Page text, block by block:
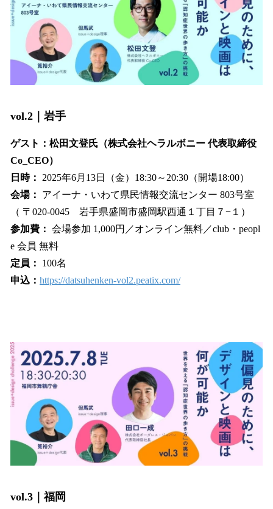
vol.2｜岩手
ゲスト：松田文登氏（株式会社ヘラルボニー 代表取締役
Co_CEO）
日時： 2025年6月13日（金）18:30～20:30（開場18:00）
会場：
アイーナ・いわて県民情報交流センター 803号室
（ 〒020-0045 岩手県盛岡市盛岡駅西通１丁目７−１）
参加費： 会場参加 1,000円／オンライン無料／club・peopl
e 会員 無料
定員：
100名
申込： https://datsuhenken-vol2.peatix.com/
vol.3｜福岡